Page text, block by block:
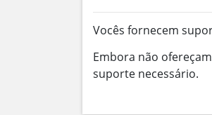
Vocês fornecem
Embora não
suporte necessário.